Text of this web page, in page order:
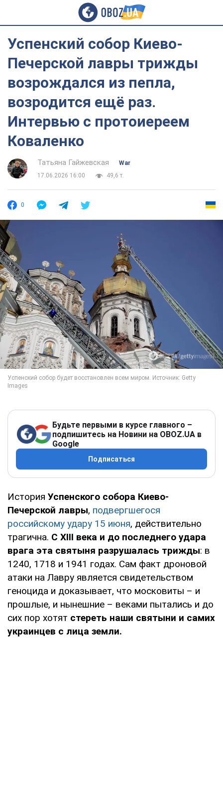
Успенский собор Киево-
Печерской лавры трижды
возрождался из пепла,
возродится ещё раз.
Интервью с протоиереем
Коваленко
Татьяна Гайжевская
War
17.06.2026 16:00
49,6 т.
0
Будьте первыми в курсе главного –
подпишитесь на Новини на OBOZ.UA в
Google
Подписаться
История Успенского собора Киево-
Печерской лавры, подвергшегося
российскому удару 15 июня, действительно
трагична. С XIII века и до последнего удара
врага эта святыня разрушалась трижды: в
1240, 1718 и 1941 годах. Сам факт дроновой
атаки на Лавру является свидетельством
геноцида и доказывает, что московиты – и
прошлые, и нынешние – веками пытались и до
сих пор хотят стереть наши святыни и самих
украинцев с лица земли.